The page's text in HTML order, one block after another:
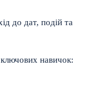
до дат, подій та
ключових навичок: